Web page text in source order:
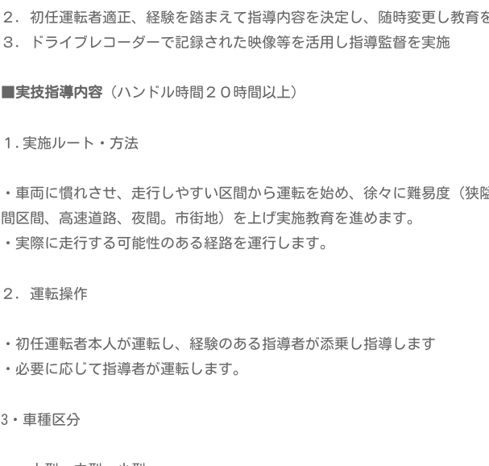
２．初任運転者適正、経験を踏まえて指導内容を決定し、随時変更し教育
３．ドライブレコーダーで記録された映像等を活用し指導監督を実施
実技指導内容 （ハンドル時間２０時間以上）
１.実施ルート・方法
・車両に慣れさせ、走行しやすい区間から運転を始め、徐々に難易度（狭
間区間、高速道路、夜間。市街地）を上げ実施教育を進めます。
・実際に走行する可能性のある経路を運行します。
２．運転操作
・初任運転者本人が運転し、経験のある指導者が添乗し指導します
・必要に応じて指導者が運転します。
3・車種区分